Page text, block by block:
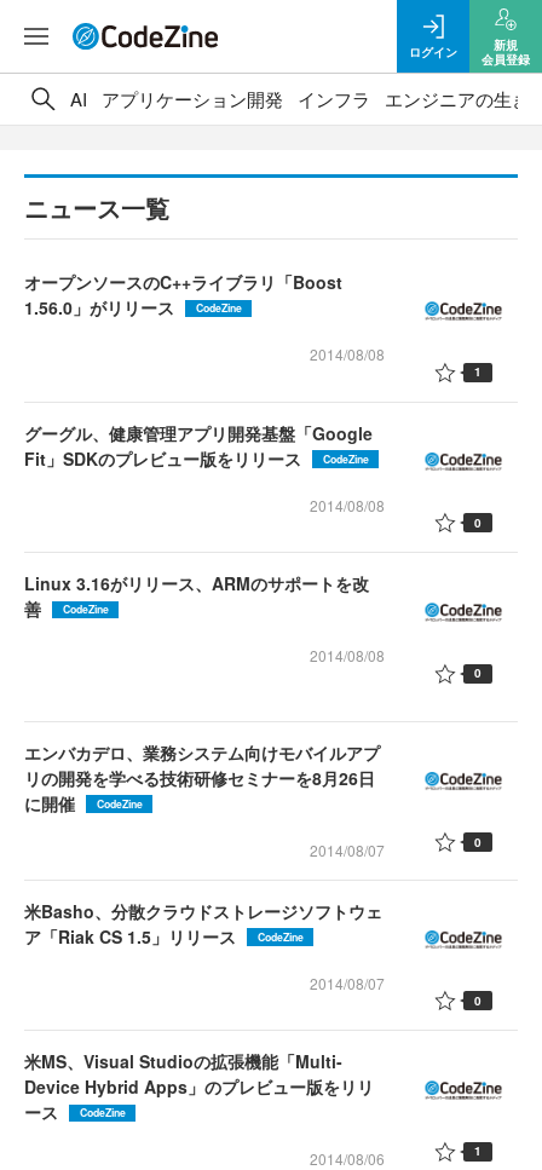
ログイン
新規
会員登録
AI アプリケーション開発 インフラ エンジニアの生き
ニュース一覧
オープンソースのC++ライブラリ「Boost
1.56.0」がリリース
CodeZine
2014/08/08
1
グーグル、健康管理アプリ開発基盤「Google
Fit」SDKのプレビュー版をリリース
CodeZine
2014/08/08
0
Linux 3.16がリリース、ARMのサポートを改
善
CodeZine
2014/08/08
0
エンバカデロ、業務システム向けモバイルアプ
リの開発を学べる技術研修セミナーを8月26日
に開催
CodeZine
2014/08/07 0
米Basho、分散クラウドストレージソフトウェ
ア「Riak CS 1.5」リリース
CodeZine
2014/08/07
0
米MS、Visual Studioの拡張機能「Multi-
Device Hybrid Apps」のプレビュー版をリリ
ース
CodeZine
2014/08/06 1